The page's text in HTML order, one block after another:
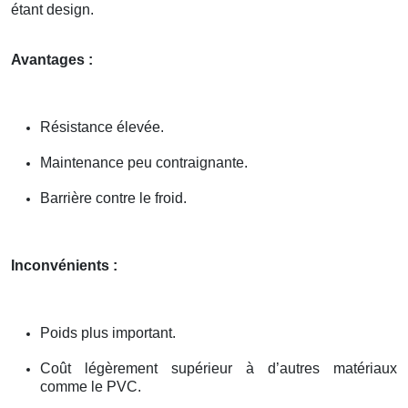
étant design.
Avantages :
Résistance élevée.
Maintenance peu contraignante.
Barrière contre le froid.
Inconvénients :
Poids plus important.
Coût légèrement supérieur à d’autres matériaux
comme le PVC.